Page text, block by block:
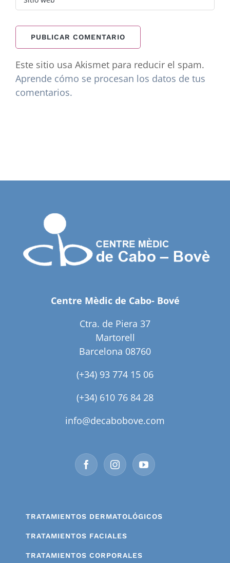
Este sitio usa Akismet para reducir el spam.
Aprende cómo se procesan los datos de tus
comentarios.
Centre Mèdic de Cabo- Bové
Ctra. de Piera 37
Martorell
Barcelona 08760
(+34) 93 774 15 06
(+34) 610 76 84 28
info@decabobove.com
TRATAMIENTOS DERMATOLÓGICOS
TRATAMIENTOS FACIALES
TRATAMIENTOS CORPORALES